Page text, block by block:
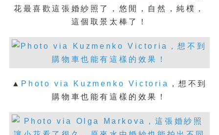
花最喜歡這張婚紗照了，悠閒，自然，純樸，
這個取景太棒了！
▲ Photo via Kuzmenko Victoria ，想不到
購物車也能有這樣的效果！